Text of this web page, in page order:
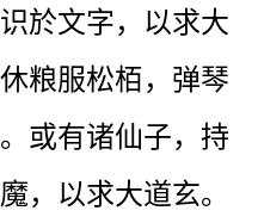
於文字，以求大
粮服松栢，弹琴
或有诸仙子，持
，以求大道玄。